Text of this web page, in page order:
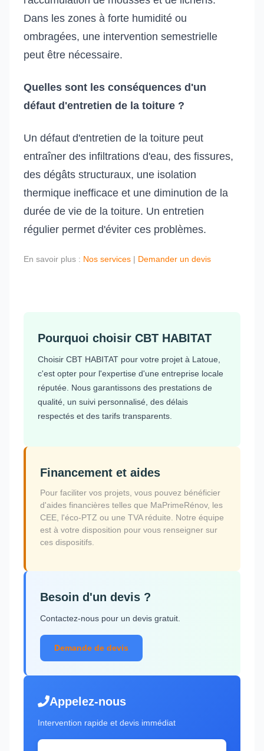
Dans les zones à forte humidité ou
ombragées, une intervention semestrielle
peut être nécessaire.
Quelles sont les conséquences d'un
défaut d'entretien de la toiture ?
Un défaut d'entretien de la toiture peut
entraîner des infiltrations d'eau, des fissures,
des dégâts structuraux, une isolation
thermique inefficace et une diminution de la
durée de vie de la toiture. Un entretien
régulier permet d'éviter ces problèmes.
En savoir plus : Nos services | Demander un devis
Pourquoi choisir CBT HABITAT
Choisir CBT HABITAT pour votre projet à Latoue,
c'est opter pour l'expertise d'une entreprise locale
réputée. Nous garantissons des prestations de
qualité, un suivi personnalisé, des délais
respectés et des tarifs transparents.
Financement et aides
Pour faciliter vos projets, vous pouvez bénéficier
d'aides financières telles que MaPrimeRénov, les
CEE, l'éco-PTZ ou une TVA réduite. Notre équipe
est à votre disposition pour vous renseigner sur
ces dispositifs.
Besoin d'un devis ?
Contactez-nous pour un devis gratuit.
Demande de devis
Appelez-nous
Intervention rapide et devis immédiat